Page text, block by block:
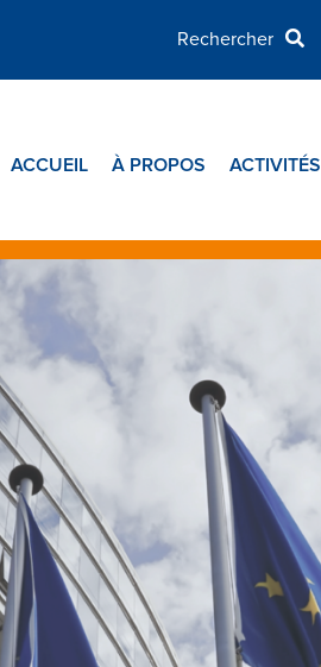
ACCUEIL À PROPOS ACTIVITÉS